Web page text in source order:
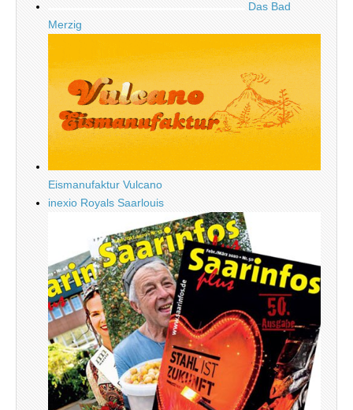
Das Bad
Merzig
Eismanufaktur Vulcano
inexio Royals Saarlouis